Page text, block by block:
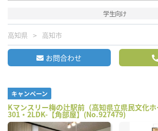
学生向け
高知県 高知市
お問合わせ
キャンペーン
Kマンスリー梅の辻駅前（高知県立県民文化ホ
301・2LDK-【角部屋】(No.927479)